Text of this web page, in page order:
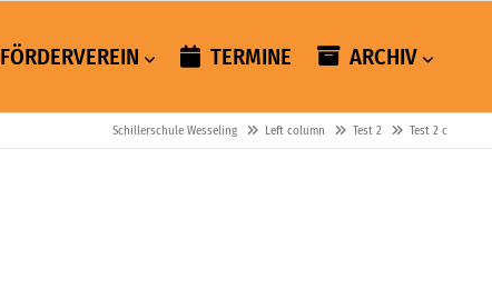
FÖRDERVEREIN TERMINE ARCHIV
Schillerschule Wesseling Left column Test 2 Test 2 c